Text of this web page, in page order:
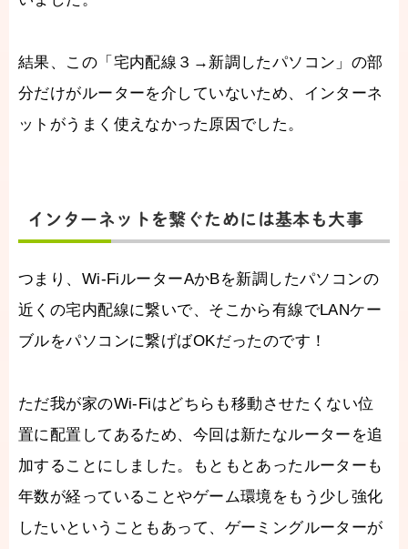
結果、この「宅内配線３→新調したパソコン」の部
分だけがルーターを介していないため、インターネ
ットがうまく使えなかった原因でした。
インターネットを繋ぐためには基本も大事
つまり、Wi-FiルーターAかBを新調したパソコンの
近くの宅内配線に繋いで、そこから有線でLANケー
ブルをパソコンに繋げばOKだったのです！
ただ我が家のWi-Fiはどちらも移動させたくない位
置に配置してあるため、今回は新たなルーターを追
加することにしました。もともとあったルーターも
年数が経っていることやゲーム環境をもう少し強化
したいということもあって、ゲーミングルーターが